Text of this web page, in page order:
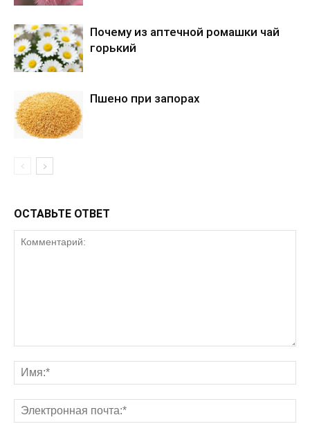
Почему из аптечной ромашки чай
горький
Пшено при запорах
ОСТАВЬТЕ ОТВЕТ